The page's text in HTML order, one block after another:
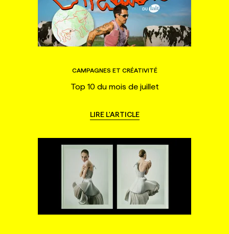
CAMPAGNES ET CRÉATIVITÉ
Top 10 du mois de juillet
LIRE L'ARTICLE